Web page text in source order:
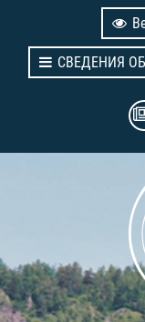
СВЕДЕНИЯ